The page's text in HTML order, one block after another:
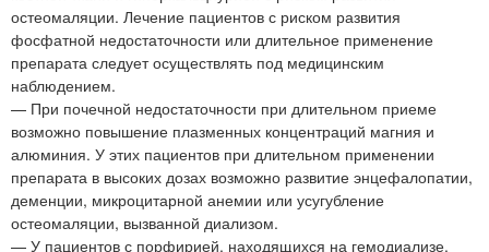
остеомаляции. Лечение пациентов с риском развития
фосфатной недостаточности или длительное применение
препарата следует осуществлять под медицинским
наблюдением.
— При почечной недостаточности при длительном приеме
возможно повышение плазменных концентраций магния и
алюминия. У этих пациентов при длительном применении
препарата в высоких дозах возможно развитие энцефалопатии,
деменции, микроцитарной анемии или усугубление
остеомаляции, вызванной диализом.
— У пациентов с порфирией, находящихся на гемодиализе.